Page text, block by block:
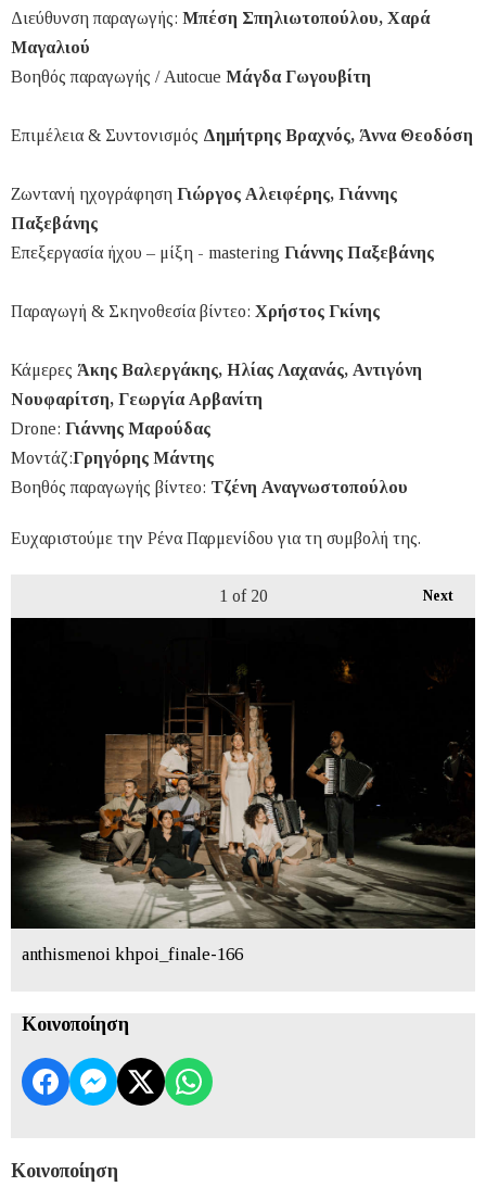
Διεύθυνση παραγωγής: Μπέση Σπηλιωτοπούλου, Χαρά
Μαγαλιού
Βοηθός παραγωγής / Αutocue Μάγδα Γωγουβίτη
Επιμέλεια & Συντονισμός Δημήτρης Βραχνός, Άννα Θεοδόση
Ζωντανή ηχογράφηση Γιώργος Αλειφέρης, Γιάννης
Παξεβάνης
Επεξεργασία ήχου – μίξη - mastering Γιάννης Παξεβάνης
Παραγωγή & Σκηνοθεσία βίντεο: Χρήστος Γκίνης
Κάμερες Άκης Βαλεργάκης, Ηλίας Λαχανάς, Αντιγόνη
Νουφαρίτση, Γεωργία Αρβανίτη
Drone: Γιάννης Μαρούδας
Μοντάζ:Γρηγόρης Μάντης
Βοηθός παραγωγής βίντεο: Τζένη Αναγνωστοπούλου
Ευχαριστούμε την Ρένα Παρμενίδου για τη συμβολή της.
Next
1 of 20
anthismenoi khpoi_finale-166
Κοινοποίηση
Κοινοποίηση